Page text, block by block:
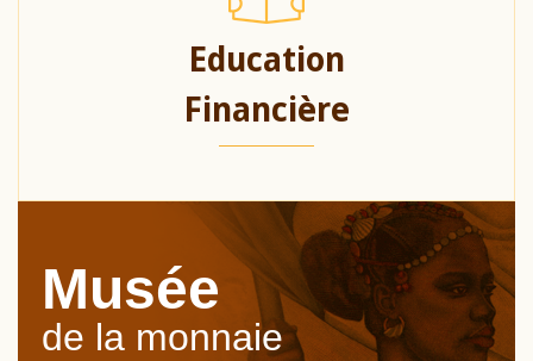
Education
Financière
Musée
de la monnaie